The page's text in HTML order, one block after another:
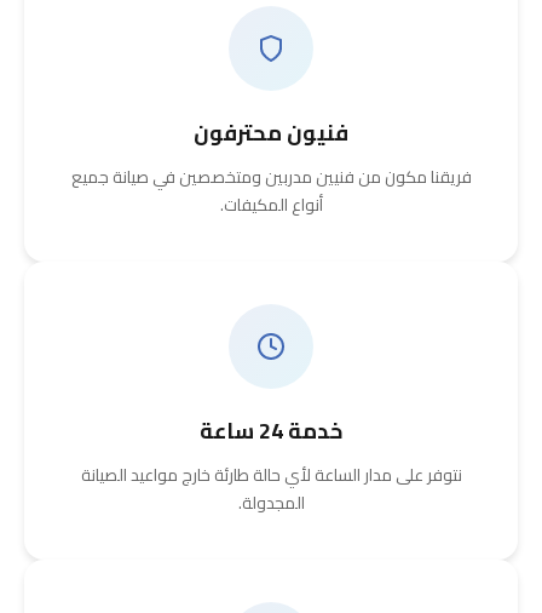
فنيون محترفون
فريقنا مكون من فنيين مدربين ومتخصصين في صيانة جميع
أنواع المكيفات.
خدمة 24 ساعة
نتوفر على مدار الساعة لأي حالة طارئة خارج مواعيد الصيانة
المجدولة.